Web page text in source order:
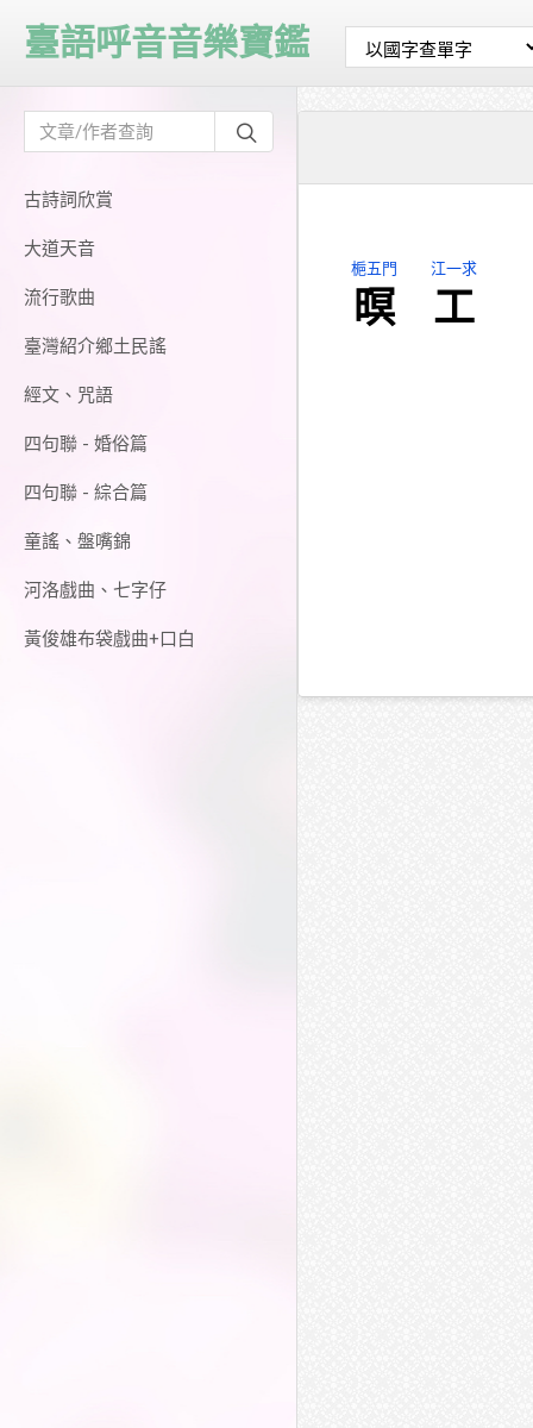
古詩詞欣賞
大道天音
流行歌曲
臺灣紹介鄉土民謠
經文、咒語
四句聯 - 婚俗篇
四句聯 - 綜合篇
童謠、盤嘴錦
河洛戲曲、七字仔
黃俊雄布袋戲曲+口白
臺語呼音音樂寶鑑
梔五門
暝
江一求
工